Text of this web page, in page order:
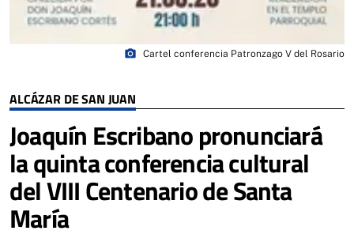
ALCÁZAR DE SAN JUAN
Joaquín Escribano pronunciará
la quinta conferencia cultural
del VIII Centenario de Santa
María
photo_camera Cartel conferencia Patronzago V del Rosario